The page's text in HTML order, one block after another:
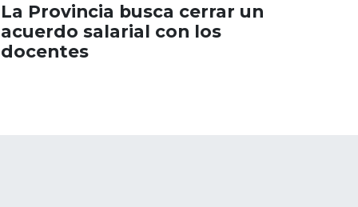
La Provincia busca cerrar un
acuerdo salarial con los
docentes